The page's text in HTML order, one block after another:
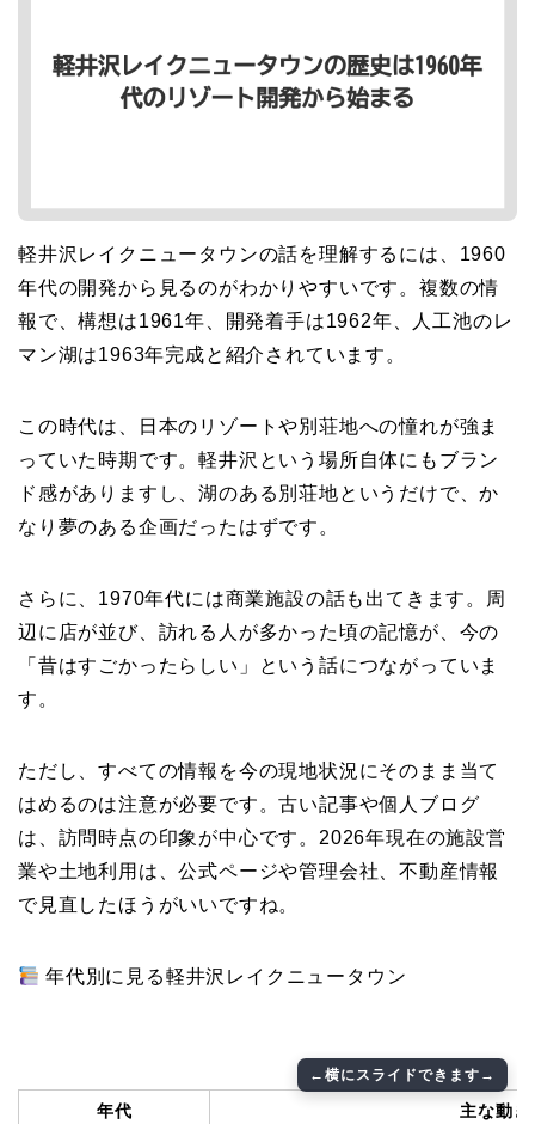
軽井沢レイクニュータウンの話を理解するには、1960
年代の開発から見るのがわかりやすいです。複数の情
報で、構想は1961年、開発着手は1962年、人工池のレ
マン湖は1963年完成と紹介されています。
この時代は、日本のリゾートや別荘地への憧れが強ま
っていた時期です。軽井沢という場所自体にもブラン
ド感がありますし、湖のある別荘地というだけで、か
なり夢のある企画だったはずです。
さらに、1970年代には商業施設の話も出てきます。周
辺に店が並び、訪れる人が多かった頃の記憶が、今の
「昔はすごかったらしい」という話につながっていま
す。
ただし、すべての情報を今の現地状況にそのまま当て
はめるのは注意が必要です。古い記事や個人ブログ
は、訪問時点の印象が中心です。2026年現在の施設営
業や土地利用は、公式ページや管理会社、不動産情報
で見直したほうがいいですね。
年代別に見る軽井沢レイクニュータウン
年代 主な動き